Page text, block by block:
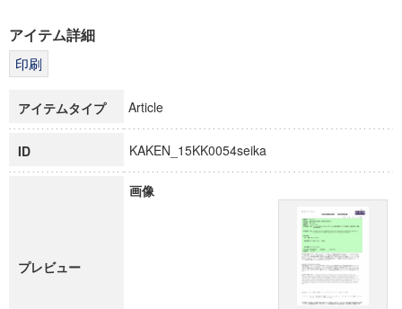
科学研究費補助金研究成果報告書
博士課程教育リーディングプログラム「超成熟社会発展のサ
アイテム詳細
アイテムタイプ Article
ID KAKEN_15KK0054seika
プレビュー
画像